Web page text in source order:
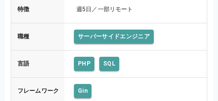
特徴 週5日／一部リモート
職種 サーバーサイドエンジニア
言語 PHP SQL
フレームワーク Gin